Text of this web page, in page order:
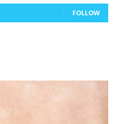
FOLLOW